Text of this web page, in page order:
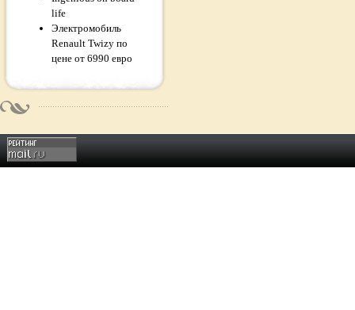
life
Электромобиль
Renault Twizy по
цене от 6990 евро